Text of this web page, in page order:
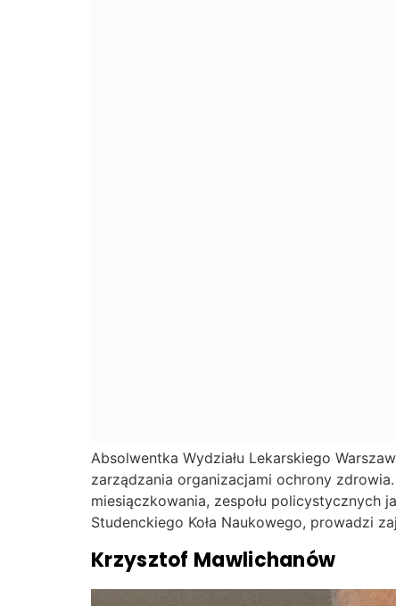
Absolwentka Wydziału Lekarskiego
zarządzania organizacjami ochrony
miesiączkowania, zespołu policystycznych
Studenckiego Koła Naukowego, prowadzi
Krzysztof Mawlichanów